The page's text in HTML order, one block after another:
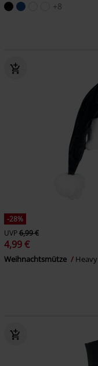
+8
-28%
UVP6,99 €
4,99 €
Weihnachtsmütze